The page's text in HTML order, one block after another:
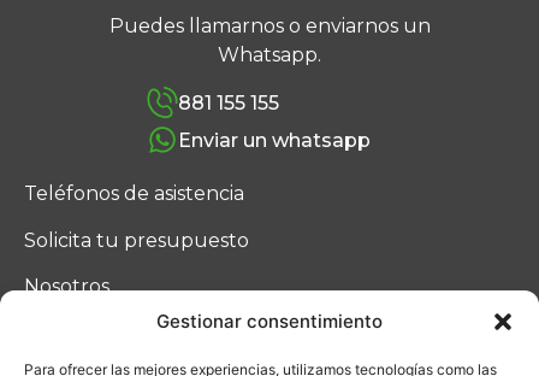
Gestionar consentimiento
Para ofrecer las mejores experiencias, utilizamos tecnologías como las
Puedes llamarnos o enviarnos un
Whatsapp.
881 155 155
Enviar un whatsapp
Teléfonos de asistencia
Solicita tu presupuesto
Nosotros